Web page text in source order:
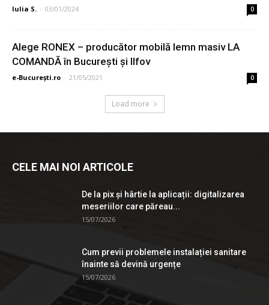
Iulia S. - 03/01/2024 0
Alege RONEX – producător mobilă lemn masiv LA
COMANDĂ în Bucureşti şi Ilfov
e-București.ro - 21/05/2021 0
Load more
CELE MAI NOI ARTICOLE
De la pix şi hârtie la aplicații: digitalizarea
meseriilor care păreau...
15/07/2026
Cum previi problemele instalației sanitare
înainte să devină urgențe
15/07/2026